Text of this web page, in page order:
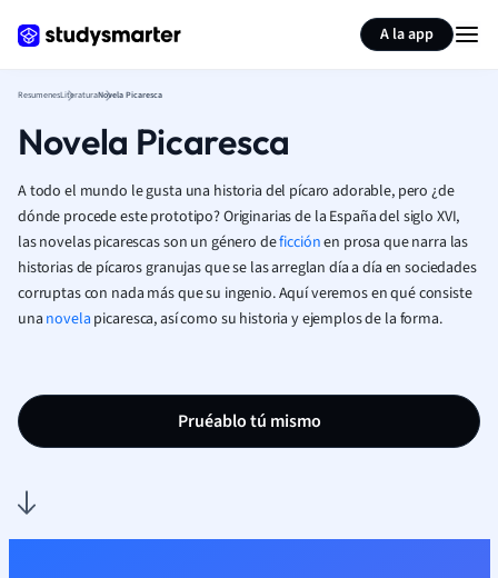
A la app
ResumenesLiteraturaNovela Picaresca
Novela Picaresca
A todo el mundo le gusta una historia del pícaro adorable, pero ¿de
dónde procede este prototipo? Originarias de la España del siglo XVI,
las novelas picarescas son un género deficciónen prosa que narra las
historias de pícaros granujas que se las arreglan día a día en sociedades
corruptas con nada más que su ingenio. Aquí veremos en qué consiste
una novela picaresca, así como su historia y ejemplos de la forma.
Pruéablo tú mismo
Resumir página